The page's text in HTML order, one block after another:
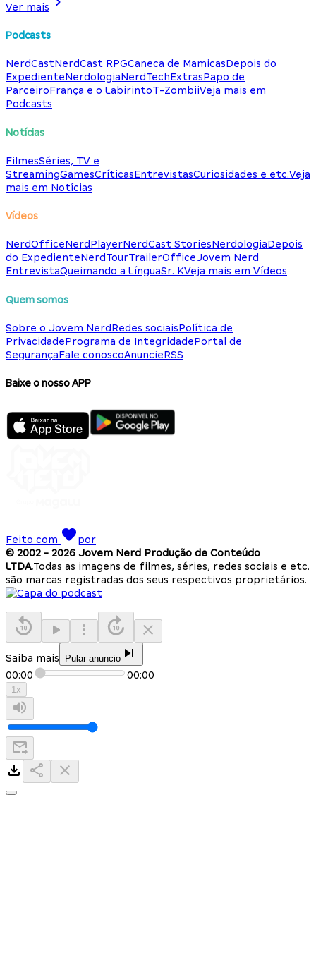
Ver mais
Podcasts
NerdCastNerdCast RPGCaneca de MamicasDepois do
ExpedienteNerdologiaNerdTechExtrasPapo de
ParceiroFrança e o LabirintoT-ZombiiVeja mais em
Podcasts
Notícias
FilmesSéries, TV e
StreamingGamesCríticasEntrevistasCuriosidades e etc.Veja
mais em Notícias
Vídeos
NerdOfficeNerdPlayerNerdCast StoriesNerdologiaDepois
do ExpedienteNerdTourTrailerOfficeJovem Nerd
EntrevistaQueimando a LínguaSr. KVeja mais em Vídeos
Quem somos
Sobre o Jovem NerdRedes sociaisPolítica de
PrivacidadePrograma de IntegridadePortal de
SegurançaFale conoscoAnuncieRSS
Baixe o nosso APP
Feito com
por
© 2002 - 2026 Jovem Nerd Produção de Conteúdo
LTDA.Todas as imagens de filmes, séries, redes sociais e etc.
são marcas registradas dos seus respectivos proprietários.
Saiba mais Pular anuncio
00:00 00:00
1x